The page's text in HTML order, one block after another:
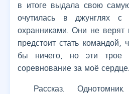
в итоге выдала свою
очутилась в джунглях
охранниками. Они не
предстоит стать
бы ничего, но эти трое
соревнование за моё
Рассказ.